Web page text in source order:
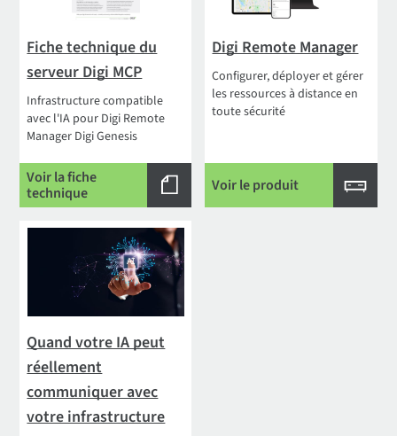
Fiche technique du
serveur Digi MCP
Infrastructure compatible
avec l'IA pour Digi Remote
Manager Digi Genesis
Voir la fiche
technique
Digi Remote Manager
Configurer, déployer et gérer
les ressources à distance en
toute sécurité
Voir le produit
Quand votre IA peut
réellement
communiquer avec
votre infrastructure